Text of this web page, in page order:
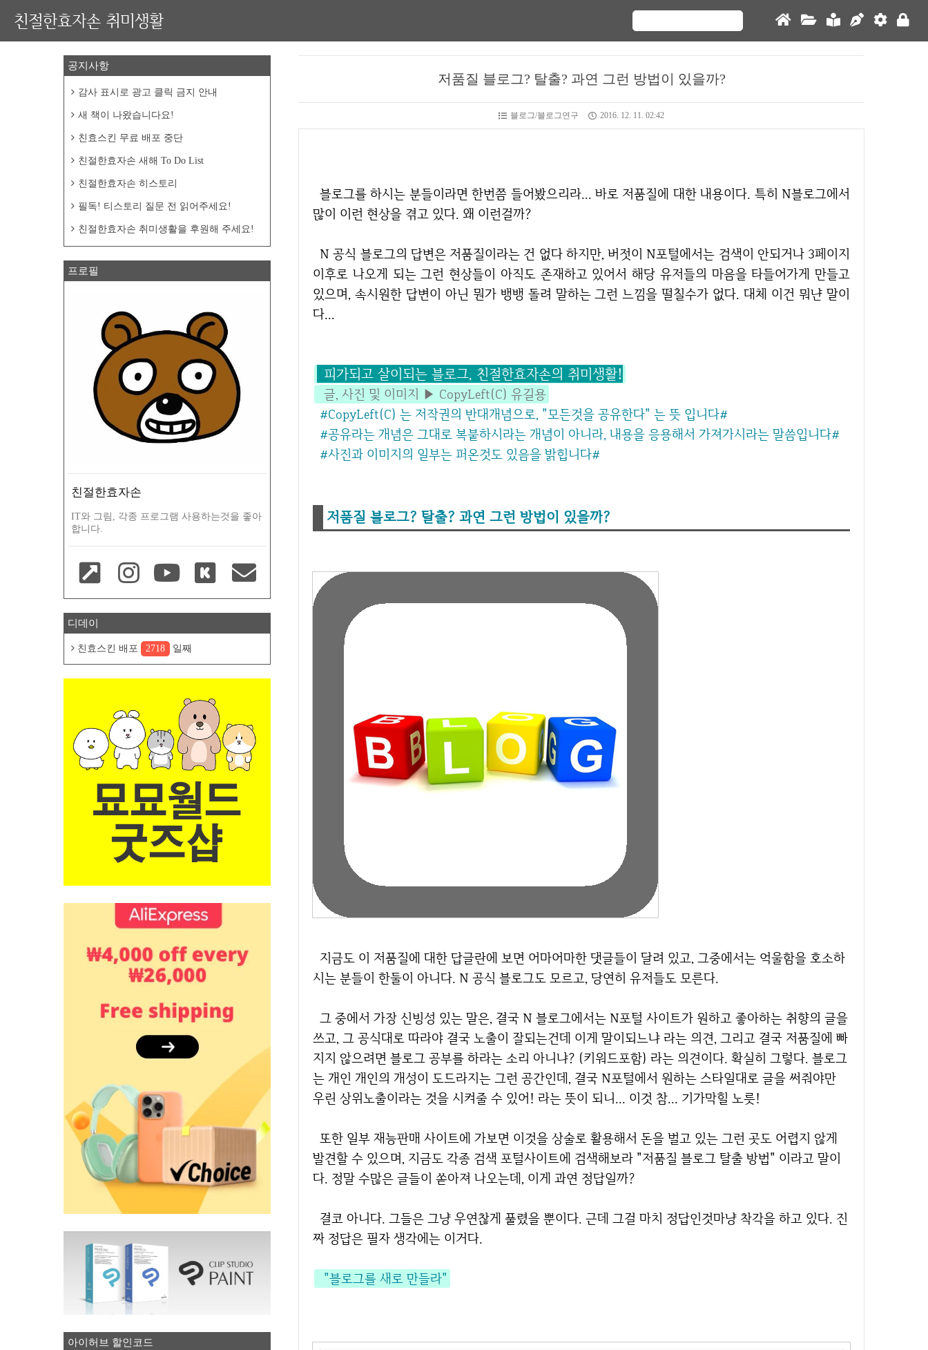
친절한효자손 취미생활
저품질 블로그? 탈출? 과연 그런 방법이 있을까?
블로그/블로그연구 2016. 12. 11. 02:42
블로그를 하시는 분들이라면 한번쯤 들어봤으리라... 바로 저품질에 대한 내용이다. 특히 N블로그에서
많이 이런 현상을 겪고 있다. 왜 이런걸까?
N 공식 블로그의 답변은 저품질이라는 건 없다 하지만, 버젓이 N포털에서는 검색이 안되거나 3페이지
이후로 나오게 되는 그런 현상들이 아직도 존재하고 있어서 해당 유저들의 마음을 타들어가게 만들고
있으며, 속시원한 답변이 아닌 뭔가 뱅뱅 돌려 말하는 그런 느낌을 떨칠수가 없다. 대체 이건 뭐냔 말이
다...
피가되고 살이되는 블로그, 친절한효자손의 취미생활!
글, 사진 및 이미지 ▶ CopyLeft(C) 유길용
#CopyLeft(C) 는 저작권의 반대개념으로, "모든것을 공유한다" 는 뜻 입니다#
#공유라는 개념은 그대로 복붙하시라는 개념이 아니라, 내용을 응용해서 가져가시라는 말씀입니다#
#사진과 이미지의 일부는 퍼온것도 있음을 밝힙니다#
저품질 블로그? 탈출? 과연 그런 방법이 있을까?
지금도 이 저품질에 대한 답글란에 보면 어마어마한 댓글들이 달려 있고, 그중에서는 억울함을 호소하
시는 분들이 한둘이 아니다. N 공식 블로그도 모르고, 당연히 유저들도 모른다.
그 중에서 가장 신빙성 있는 말은, 결국 N 블로그에서는 N포털 사이트가 원하고 좋아하는 취향의 글을
쓰고, 그 공식대로 따라야 결국 노출이 잘되는건데 이게 말이되느냐 라는 의견, 그리고 결국 저품질에 빠
지지 않으려면 블로그 공부를 하라는 소리 아니냐? (키워드포함) 라는 의견이다. 확실히 그렇다. 블로그
는 개인 개인의 개성이 도드라지는 그런 공간인데, 결국 N포털에서 원하는 스타일대로 글을 써줘야만
우린 상위노출이라는 것을 시켜줄 수 있어! 라는 뜻이 되니... 이것 참... 기가막힐 노릇!
또한 일부 재능판매 사이트에 가보면 이것을 상술로 활용해서 돈을 벌고 있는 그런 곳도 어렵지 않게
발견할 수 있으며, 지금도 각종 검색 포털사이트에 검색해보라 "저품질 블로그 탈출 방법" 이라고 말이
다. 정말 수많은 글들이 쏟아져 나오는데, 이게 과연 정답일까?
결코 아니다. 그들은 그냥 우연찮게 풀렸을 뿐이다. 근데 그걸 마치 정답인것마냥 착각을 하고 있다. 진
짜 정답은 필자 생각에는 이거다.
"블로그를 새로 만들라"
공지사항
감사 표시로 광고 클릭 금지 안내
새 책이 나왔습니다요!
친효스킨 무료 배포 중단
친절한효자손 새해 To Do List
친절한효자손 히스토리
필독! 티스토리 질문 전 읽어주세요!
친절한효자손 취미생활을 후원해 주세요!
프로필
친절한효자손
IT와 그림, 각종 프로그램 사용하는것을 좋아
합니다.
디데이
친효스킨 배포 2718 일째
아이허브 할인코드